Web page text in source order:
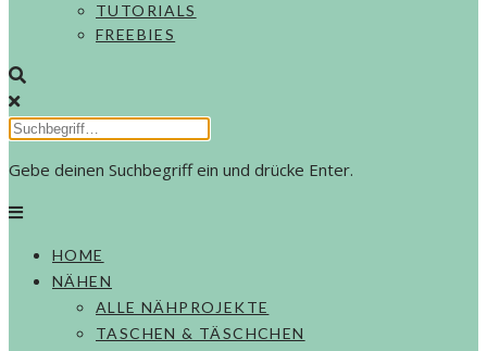
TUTORIALS
FREEBIES
Gebe deinen Suchbegriff ein und drücke Enter.
HOME
NÄHEN
ALLE NÄHPROJEKTE
TASCHEN & TÄSCHCHEN